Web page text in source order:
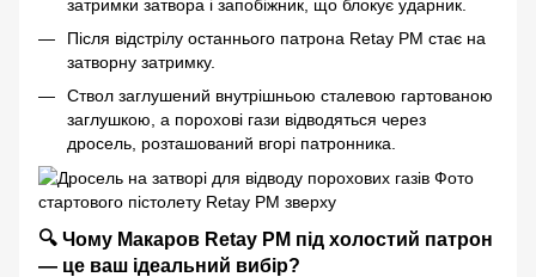
затримки затвора і запобіжник, що блокує ударник.
Після відстрілу останнього патрона Retay PM стає на
затворну затримку.
Ствол заглушений внутрішньою сталевою гартованою
заглушкою, а порохові гази відводяться через
дросель, розташований вгорі патронника.
🔍 Чому Макаров Retay PM під холостий патрон
— це ваш ідеальний вибір?